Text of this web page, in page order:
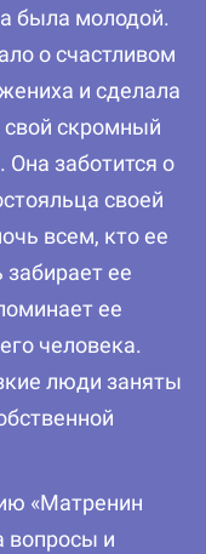
была молодой.
о счастливом
и сделала
скромный
Она заботится о
своей
всем, кто ее
ее
ее
человека.
люди заняты
«Матренин
вопросы и